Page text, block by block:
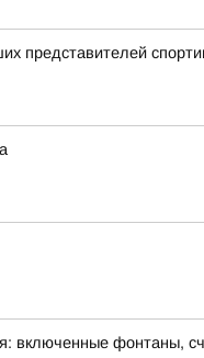
представителей
включенные